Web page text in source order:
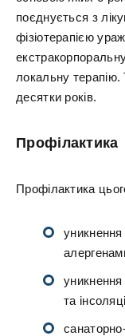
поєднується з
фізіотерапією
локальну терапію.
десятки років.
Профілактика
Профілактика
уникнення
уникнення
та